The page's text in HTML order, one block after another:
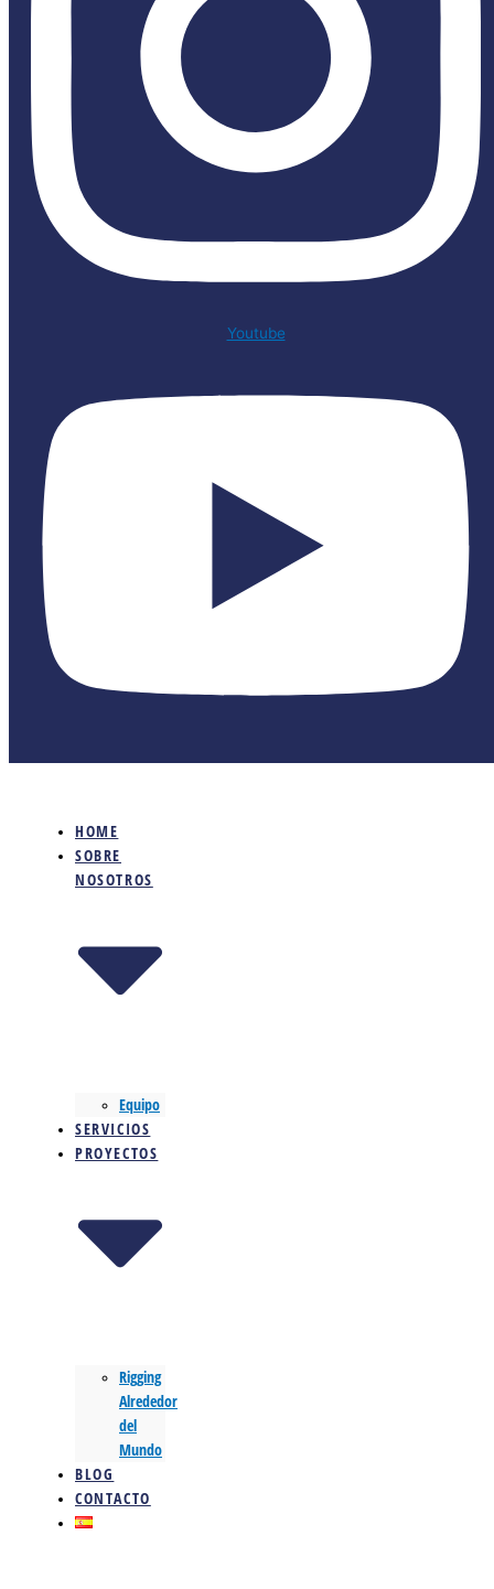
Youtube
HOME
SOBRE
NOSOTROS
Equipo
SERVICIOS
PROYECTOS
Rigging
Alrededor
del
Mundo
BLOG
CONTACTO